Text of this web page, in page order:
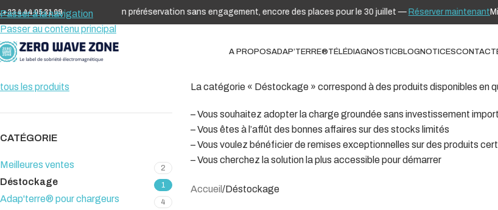
Passer à la navigation
Passer au contenu principal
+33 4 44 05 31 09
: Créneaux d'août ouverts en préréservation sans engagement, encore des places pour le 30 juillet —Réserver maintenant
A PROPOSADAP’TERRE®TÉLÉDIAGNOSTIC BLOG NOTICESCONTACT
tous les produits
CATÉGORIE
Meilleures ventes 2
Déstockage 1
Adap'terre® pour chargeurs 4
La catégorie « Déstockage » correspond à des produits disponibles en
– Vous souhaitez adopter la charge groundée sans investissement
– Vous êtes à l’affût des bonnes affaires sur des stocks limités
– Vous voulez bénéficier de remises exceptionnelles sur des produits
– Vous cherchez la solution la plus accessible pour démarrer
Accueil Déstockage